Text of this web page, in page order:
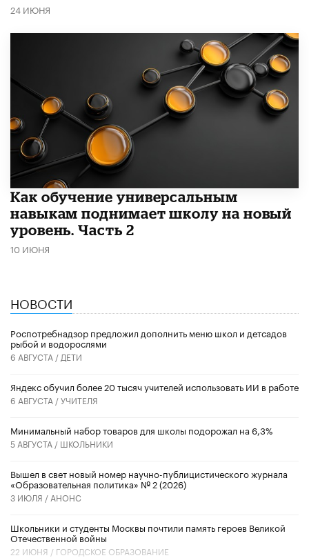
24 ИЮНЯ
​Как обучение универсальным
навыкам поднимает школу на новый
уровень. Часть 2
10 ИЮНЯ
НОВОСТИ
Роспотребнадзор предложил дополнить меню школ и детсадов
рыбой и водорослями
6 АВГУСТА / ДЕТИ
​Яндекс обучил более 20 тысяч учителей использовать ИИ в работе
6 АВГУСТА /УЧИТЕЛЯ
Минимальный набор товаров для школы подорожал на 6,3%
5 АВГУСТА / ШКОЛЬНИКИ
Вышел в свет новый номер научно-публицистического журнала
«Образовательная политика» № 2 (2026)
3 ИЮЛЯ / АНОНС
Школьники и студенты Москвы почтили память героев Великой
Отечественной войны
22 ИЮНЯ / ГОРОДСКОЕ ОБРАЗОВАНИЕ